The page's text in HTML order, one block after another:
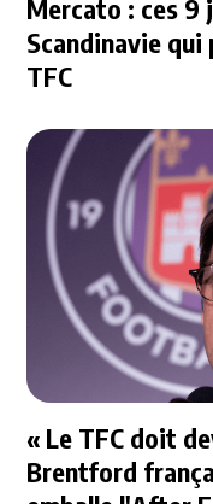
Mercato : ces 9
Scandinavie
TFC
« Le TFC doit
Brentford